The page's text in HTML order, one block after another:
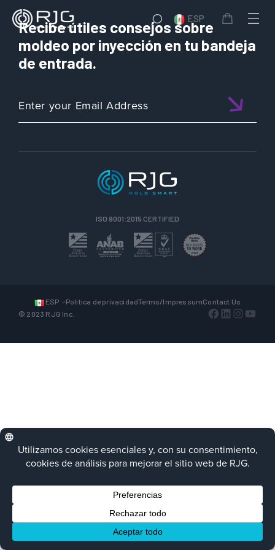
ESP
Recibe útiles consejos sobre
moldeo por inyección en tu bandeja
de entrada.
ISO 9001:2015 CERTIFIED
© 2023 RJG Inc.
ESP Política de privacidadTerms/ImpressumContact Us
Facebook
LinkedIn